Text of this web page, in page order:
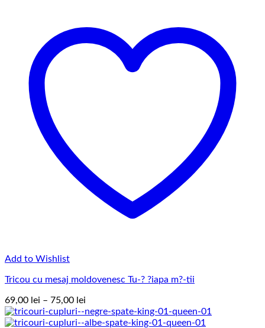
Add to Wishlist
Tricou cu mesaj moldovenesc Tu-? ?iapa m?-tii
69,00 lei – 75,00 lei
de
prețuri: